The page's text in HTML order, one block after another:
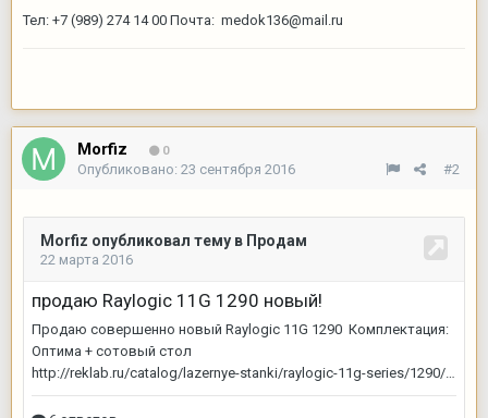
Тел: +7 (989) 274 14 00 Почта: medok136@mail.ru
Morfiz 0
#2
Опубликовано: 23 сентября 2016